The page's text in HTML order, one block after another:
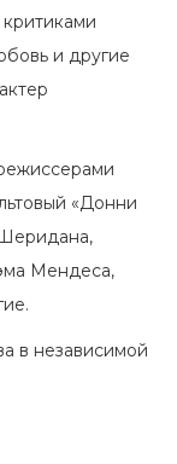
и другие
«Донни
Мендеса,
в независимой